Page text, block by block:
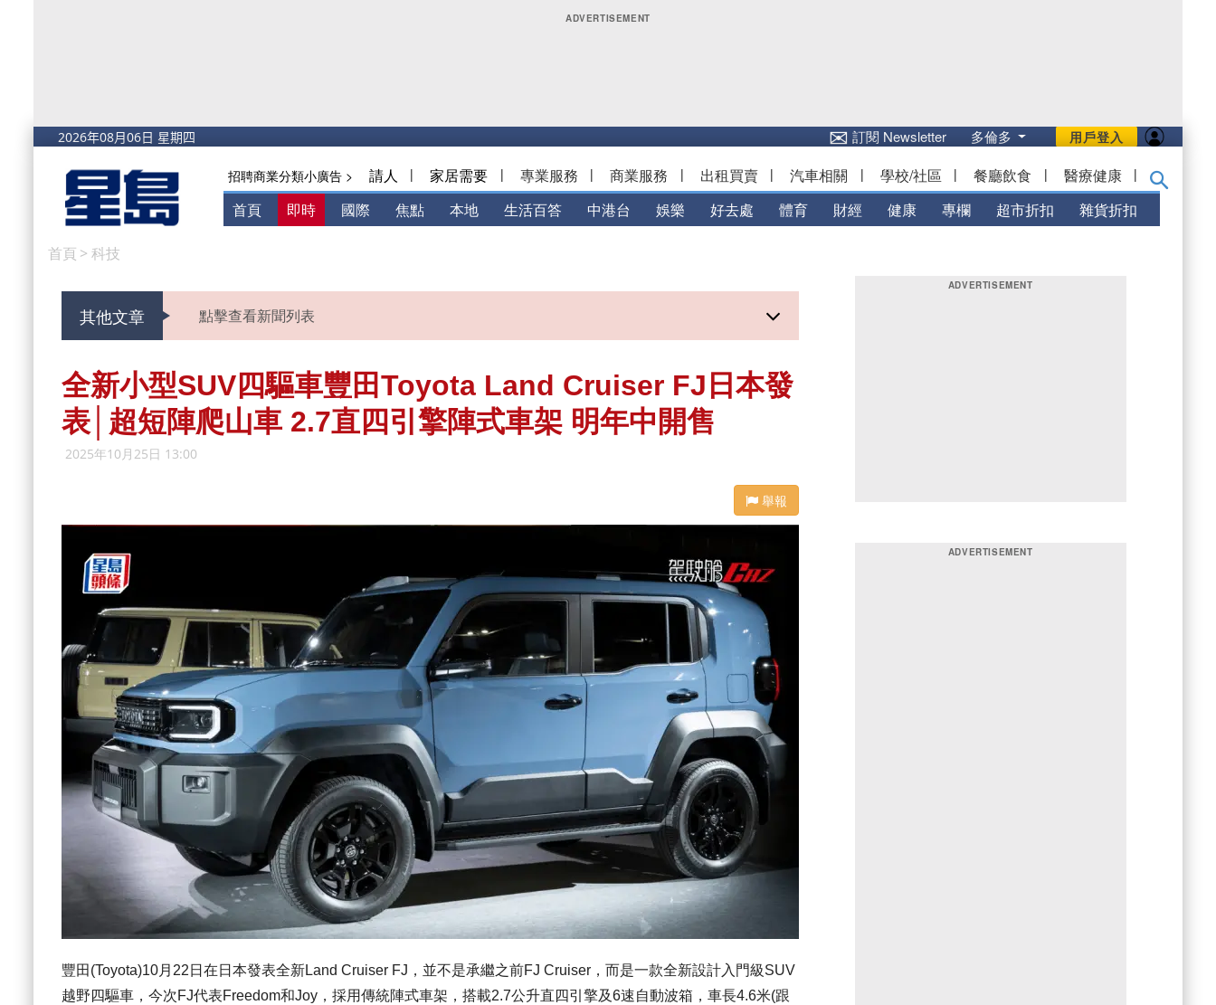
用戶登入
✉訂閱 Newsletter 多倫多
招聘商業分類小廣告 > 請人 | 家居需要 | 專業服務 | 商業服務 | 出租買賣 | 汽車相關 | 學校/社區 | 餐廳飲食 | 醫療健康 |
首頁 即時 國際 焦點 本地 生活百答 中港台 娛樂 好去處 體育 財經 健康 專欄 超市折扣 雜貨折扣
首頁 > 科技
其他文章 點擊查看新聞列表
全新小型SUV四驅車豐田Toyota Land Cruiser FJ日本發
表│超短陣爬山車 2.7直四引擎陣式車架 明年中開售
2025年10月25日 13:00
舉報
豐田(Toyota)10月22日在日本發表全新Land Cruiser FJ，並不是承繼之前FJ Cruiser，而是一款全新設計入門級SUV
越野四驅車，今次FJ代表Freedom和Joy，採用傳統陣式車架，搭載2.7公升直四引擎及6速自動波箱，車長4.6米(跟